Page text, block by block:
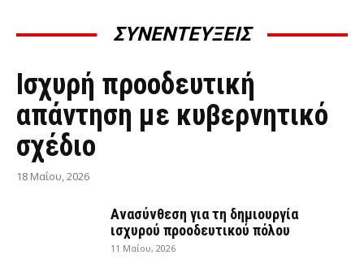
ΣΥΝΕΝΤΕΥΞΕΙΣ
ΣΥΝΕΝΤΕΎΞΕΙΣ
Ισχυρή προοδευτική
απάντηση με κυβερνητικό
σχέδιο
18 Μαΐου, 2026
Ανασύνθεση για τη δημιουργία
ισχυρού προοδευτικού πόλου
11 Μαΐου, 2026